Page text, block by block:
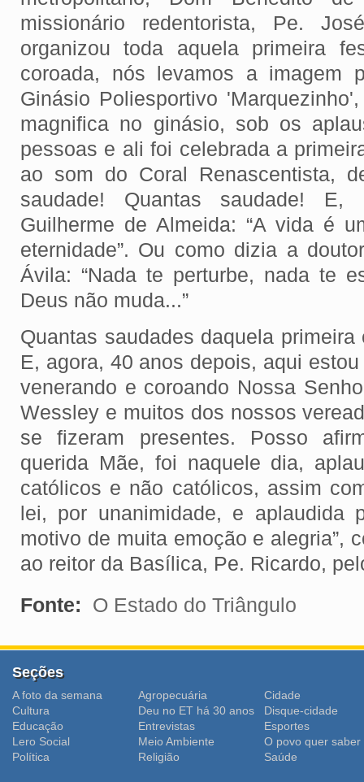
missionário redentorista, Pe.
organizou toda aquela primeira
coroada, nós levamos a imagem
Ginásio Poliesportivo
magnifica no ginásio, sob os
pessoas e ali foi celebrada a
ao som do Coral Renascentista,
saudade! Quantas saudade!
Guilherme de Almeida: “A vida é
eternidade”. Ou como dizia a
Ávila: “Nada te perturbe, nada te
Deus não muda...”
Quantas saudades daquela
E, agora, 40 anos depois, aqui
venerando e coroando Nossa
Wessley e muitos dos nossos
se fizeram presentes. Posso
querida Mãe, foi naquele dia,
católicos e não católicos, assim
lei, por unanimidade, e aplaudida
motivo de muita emoção e alegria”,
ao reitor da Basílica, Pe. Ricardo,
Fonte:
O Estado do Triângulo
Seções
A foto da semana Agropecuária
Cidade
Cultura
Deu no ET há 30 anos
Disque-cidade
Educação
Entrevistas
Esportes
Lero Social
Meio Ambiente
O povo quer saber
Polí­tica
Religião Saúde